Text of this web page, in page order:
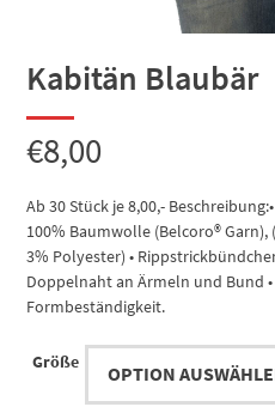
Kabitän Blaubär
€8,00
Ab 30 Stück je 8,00,-
100% Baumwolle (Belcoro®
3% Polyester) •
Doppelnaht an Ärmeln und Bund
Formbeständigkeit.
Größe